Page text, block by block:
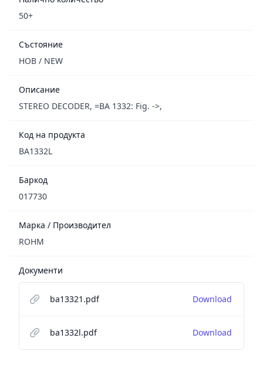
50+
Състояние
НОВ / NEW
Описание
STEREO DECODER, =BA 1332: Fig. ->,
Код на продукта
BA1332L
Баркод
017730
Марка / Производител
ROHM
Документи
ba13321.pdf Download
ba1332l.pdf Download